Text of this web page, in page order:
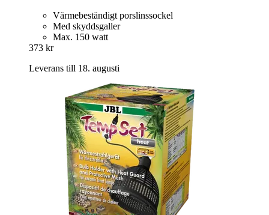
Värmebeständigt porslinssockel
Med skyddsgaller
Max. 150 watt
373 kr
Leverans till 18. augusti